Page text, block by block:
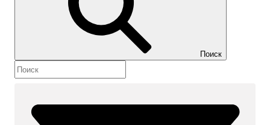
Показать содержание
Содержание
Поиск